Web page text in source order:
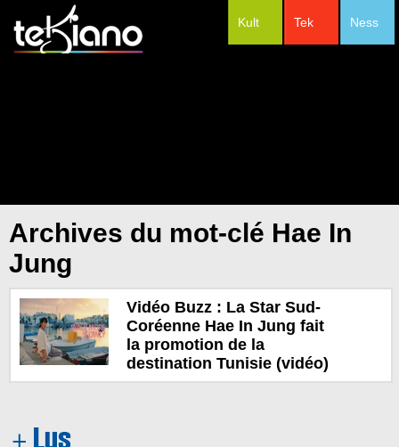
Ness
Tek
Kult
Archives du mot-clé Hae In
Jung
Vidéo Buzz : La Star Sud-
Coréenne Hae In Jung fait
la promotion de la
destination Tunisie (vidéo)